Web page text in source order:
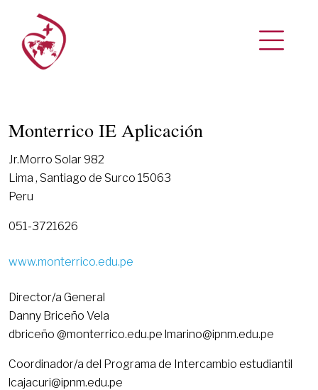
Monterrico IE Aplicación
Jr.Morro Solar 982
Lima , Santiago de Surco 15063
Peru
051-3721626
www.monterrico.edu.pe
Director/a General
Danny Briceño Vela
dbriceño @monterrico.edu.pe lmarino@ipnm.edu.pe
Coordinador/a del Programa de Intercambio estudiantil
lcajacuri@ipnm.edu.pe